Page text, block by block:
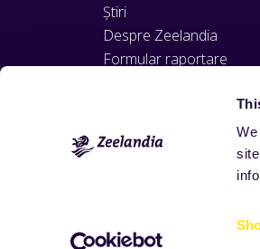
Știri
Despre Zeelandia
Formular raportare
avertizarea de interes
public